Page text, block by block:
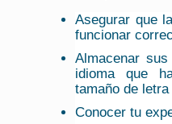
Asegurar que
funcionar
Almacenar
idioma que
tamaño de letra
Conocer tu